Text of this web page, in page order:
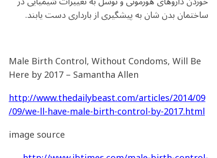
ساختمان بدن شان به پیشگیری از بارداری دست یابند.
Male Birth Control, Without Condoms, Will Be
Here by 2017 – Samantha Allen
http://www.thedailybeast.com/articles/2014/09
/09/we-ll-have-male-birth-control-by-2017.html
image source